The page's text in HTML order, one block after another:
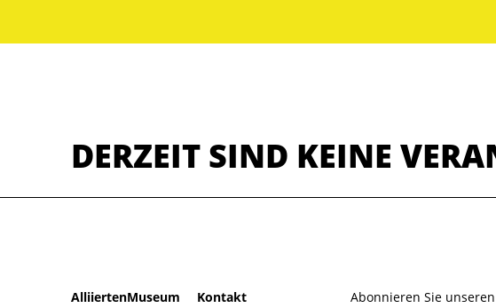
DERZEIT SIND KEINE
AlliiertenMuseum
Kontakt
Abonnieren Sie